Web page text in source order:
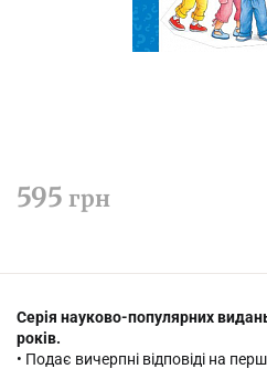
595 грн
Серія науково-популярних
років.
• Подає вичерпні відповіді на